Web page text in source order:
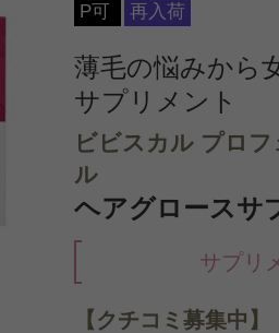
P可 再入荷
薄毛の悩みから
サプリメント
ビビスカル プロ
ル
ヘアグロースサ
サプリ
【クチコミ募集中】